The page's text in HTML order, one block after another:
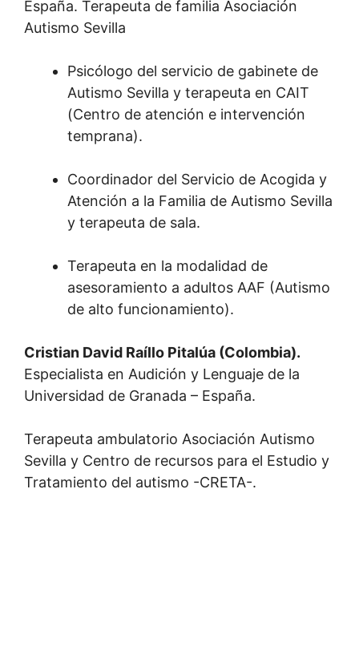
España. Terapeuta de familia Asociación
Autismo Sevilla
Psicólogo del servicio de gabinete de
Autismo Sevilla y terapeuta en CAIT
(Centro de atención e intervención
temprana).
Coordinador del Servicio de Acogida y
Atención a la Familia de Autismo Sevilla
y terapeuta de sala.
Terapeuta en la modalidad de
asesoramiento a adultos AAF (Autismo
de alto funcionamiento).
Cristian David Raíllo Pitalúa (Colombia).
Especialista en Audición y Lenguaje de la
Universidad de Granada – España.
Terapeuta ambulatorio Asociación Autismo
Sevilla y Centro de recursos para el Estudio y
Tratamiento del autismo -CRETA-.